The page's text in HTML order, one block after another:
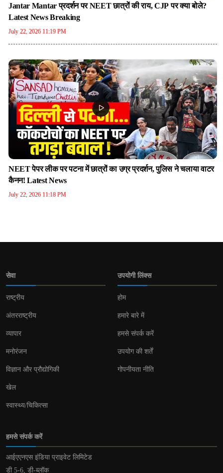
Jantar Mantar प्रदर्शन पर NEET छात्रों की राय, CJP पर क्या बोले?
Latest News Breaking
July 22, 2026 11:19 PM
NEET पेपर लीक पर पटना में छात्रों का उग्र प्रदर्शन, पुलिस ने चलाया वाटर
कैनन! Latest News
July 22, 2026 11:18 PM
सेवा
राष्ट्रीय
अंतरराष्ट्रीय
व्यापार
मनोरंजन
विज्ञान और प्रौद्योगिकी
खेल
स्वास्थ्य/चिकित्सा
उपयोगी लिंक्स
होम
हमारे बारे में
हमसे संपर्क करें
उपयोग की शर्तें
गोपनीयता नीति
हमसे संपर्क करें
आईएएनएस इंडिया प्राइवेट लिमिटेड
डी 5-6, डी-ब्लॉक